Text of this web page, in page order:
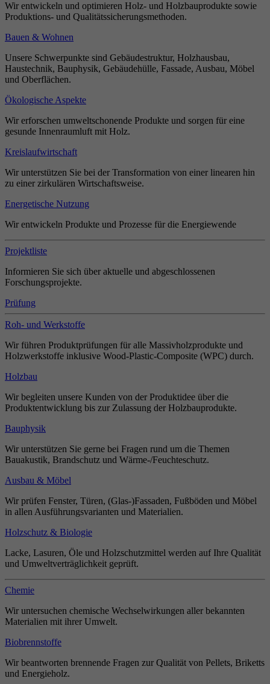
Wir entwickeln und optimieren Holz- und Holzbauprodukte sowie
Produktions- und Qualitätssicherungsmethoden.
Bauen & Wohnen
Unsere Schwerpunkte sind Gebäudestruktur, Holzhausbau,
Haustechnik, Bauphysik, Gebäudehülle, Fassade, Ausbau, Möbel
und Oberflächen.
Ökologische Aspekte
Wir erforschen umweltschonende Produkte und sorgen für eine
gesunde Innenraumluft mit Holz.
Kreislaufwirtschaft
Wir unterstützen Sie bei der Transformation von einer linearen hin
zu einer zirkulären Wirtschaftsweise.
Energetische Nutzung
Wir entwickeln Produkte und Prozesse für die Energiewende
Projektliste
Informieren Sie sich über aktuelle und abgeschlossenen
Forschungsprojekte.
Prüfung
Roh- und Werkstoffe
Wir führen Produktprüfungen für alle Massivholzprodukte und
Holzwerkstoffe inklusive Wood-Plastic-Composite (WPC) durch.
Holzbau
Wir begleiten unsere Kunden von der Produktidee über die
Produktentwicklung bis zur Zulassung der Holzbauprodukte.
Bauphysik
Wir unterstützen Sie gerne bei Fragen rund um die Themen
Bauakustik, Brandschutz und Wärme-/Feuchteschutz.
Ausbau & Möbel
Wir prüfen Fenster, Türen, (Glas-)Fassaden, Fußböden und Möbel
in allen Ausführungsvarianten und Materialien.
Holzschutz & Biologie
Lacke, Lasuren, Öle und Holzschutzmittel werden auf Ihre Qualität
und Umweltverträglichkeit geprüft.
Chemie
Wir untersuchen chemische Wechselwirkungen aller bekannten
Materialien mit ihrer Umwelt.
Biobrennstoffe
Wir beantworten brennende Fragen zur Qualität von Pellets, Briketts
und Energieholz.